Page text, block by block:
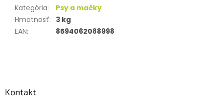
Kategória:
Psy a mačky
Hmotnosť: 3 kg
EAN: 8594062088998
Kontakt